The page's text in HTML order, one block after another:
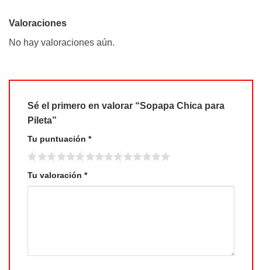
Valoraciones
No hay valoraciones aún.
Sé el primero en valorar “Sopapa Chica para
Pileta”
Tu puntuación *
Tu valoración *